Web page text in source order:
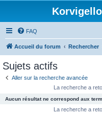
FAQ
Accueil du forum Rechercher
Sujets actifs
Aller sur la recherche avancée
La recherche a
Aucun résultat ne correspond aux
La recherche a